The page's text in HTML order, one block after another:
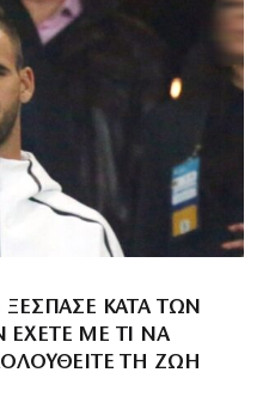
ΞΈΣΠΑΣΕ ΚΑΤΆ ΤΩΝ
ΜΕ ΤΙ ΝΑ
ΤΗ ΖΩΉ